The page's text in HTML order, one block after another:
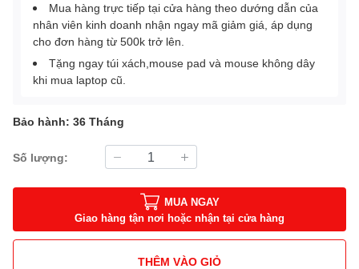
Mua hàng trực tiếp tại cửa hàng theo dướng dẫn của
nhân viên kinh doanh nhận ngay mã giảm giá, áp dụng
cho đơn hàng từ 500k trở lên.
Tặng ngay túi xách,mouse pad và mouse không dây
khi mua laptop cũ.
Bảo hành: 36 Tháng
Số lượng:
MUA NGAY
Giao hàng tận nơi hoặc nhận tại cửa hàng
THÊM VÀO GIỎ